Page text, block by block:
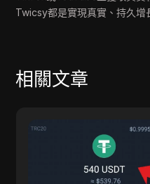
Twicsy都是實現真實、持久增
相關文章